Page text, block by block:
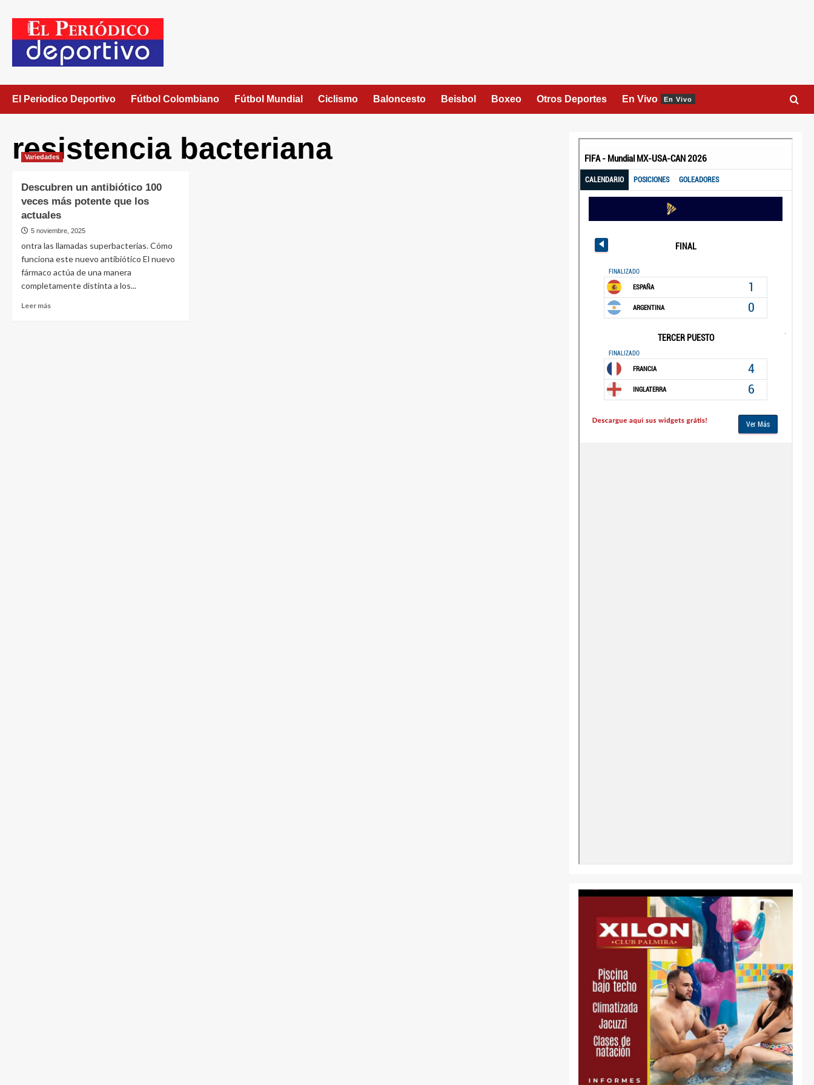
El Periodico Deportivo Fútbol Colombiano Fútbol Mundial Ciclismo Baloncesto Beisbol Boxeo Otros Deportes En Vivo En Vivo
resistencia bacteriana
Variedades
Descubren un antibiótico 100
veces más potente que los
actuales
5 noviembre, 2025
ontra las llamadas superbacterias. Cómo
funciona este nuevo antibiótico El nuevo
fármaco actúa de una manera
completamente distinta a los...
Leer más